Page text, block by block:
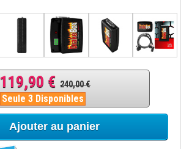
119,90 € 240,00 €
Seule 3 Disponibles
Ajouter au panier